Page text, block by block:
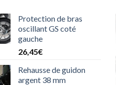
Protection de bras
oscillant GS coté
gauche
26,45€
Rehausse de guidon
argent 38 mm